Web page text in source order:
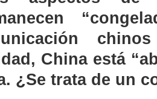
China está
¿Se trata de un